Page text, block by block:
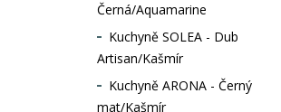
Černá/Aquamarine
Kuchyně SOLEA - Dub
Artisan/Kašmír
Kuchyně ARONA - Černý
mat/Kašmír